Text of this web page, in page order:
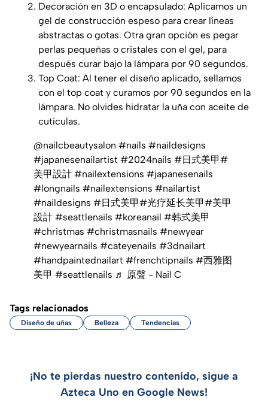
Decoración en 3D o encapsulado: Aplicamos un
gel de construcción espeso para crear líneas
abstractas o gotas. Otra gran opción es pegar
perlas pequeñas o cristales con el gel, para
después curar bajo la lámpara por 90 segundos.
Top Coat: Al tener el diseño aplicado, sellamos
con el top coat y curamos por 90 segundos en la
lámpara. No olvides hidratar la uña con aceite de
cutículas.
@nailcbeautysalon #nails #naildesigns
#japanesenailartist #2024nails #日式美甲#
美甲設計 #nailextensions #japanesenails
#longnails #nailextensions #nailartist
#naildesigns #日式美甲#光疗延长美甲#美甲
設計 #seattlenails #koreanail #韩式美甲
#christmas #christmasnails #newyear
#newyearnails #cateyenails #3dnailart
#handpaintednailart #frenchtipnails #西雅图
美甲 #seattlenails ♬ 原聲 - Nail C
Tags relacionados
Diseño de uñas Belleza Tendencias
¡No te pierdas nuestro contenido, sigue a
Azteca Uno en Google News!